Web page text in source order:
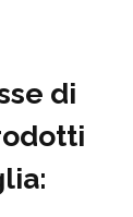
di